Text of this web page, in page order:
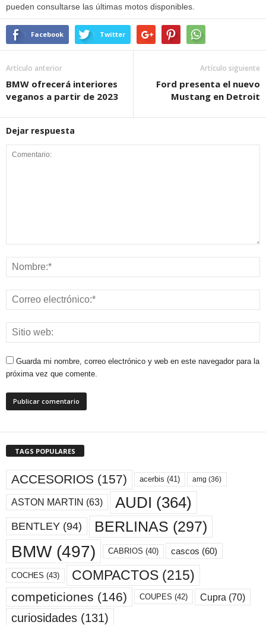
pueden consultarse las últimas motos disponibles.
Facebook Twitter
Artículo anterior
BMW ofrecerá interiores
veganos a partir de 2023
Artículo siguiente
Ford presenta el nuevo
Mustang en Detroit
Dejar respuesta
Guarda mi nombre, correo electrónico y web en este navegador para la
próxima vez que comente.
TAGS POPULARES
ACCESORIOS (157) acerbis (41) amg (36)
ASTON MARTIN (63) AUDI (364)
BENTLEY (94) BERLINAS (297)
BMW(497) CABRIOS (40) cascos (60)
COCHES (43) COMPACTOS (215)
competiciones (146) COUPES (42) Cupra (70)
curiosidades (131)